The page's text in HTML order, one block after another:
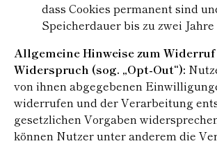
dass Cookies permanent sind
Speicherdauer bis zu zwei
Allgemeine Hinweise zum
Widerspruch (sog. „Opt-Out“):
von ihnen abgegebenen
widerrufen und der Verarbeitung
gesetzlichen Vorgaben
können Nutzer unter anderem die